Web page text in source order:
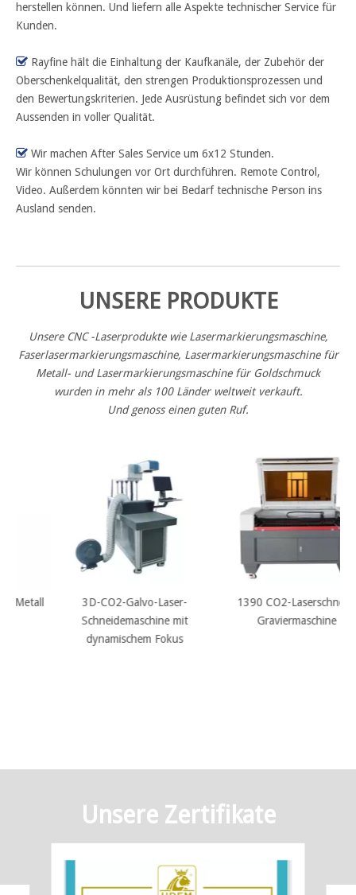
herstellen können. Und liefern alle Aspekte technischer Service für
Kunden.
 Rayfine hält die Einhaltung der Kaufkanäle, der Zubehör der
Oberschenkelqualität, den strengen Produktionsprozessen und
den Bewertungskriterien. Jede Ausrüstung befindet sich vor dem
Aussenden in voller Qualität.
 Wir machen After Sales Service um 6x12 Stunden.
Wir können Schulungen vor Ort durchführen. Remote Control,
Video. Außerdem könnten wir bei Bedarf technische Person ins
Ausland senden.
UNSERE PRODUKTE
Unsere CNC -Laserprodukte wie Lasermarkierungsmaschine,
Faserlasermarkierungsmaschine, Lasermarkierungsmaschine für
Metall- und Lasermarkierungsmaschine für Goldschmuck
wurden in mehr als 100 Länder weltweit verkauft.
Und genoss einen guten Ruf.
3D-CO2-Galvo-Laser-
Schneidemaschine mit
dynamischem Fokus
1390 CO2-Laserschneid-
Graviermaschine
Unsere Zertifikate